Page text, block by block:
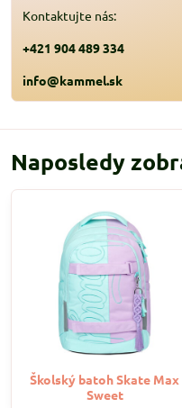
Kontaktujte nás:
+421 904 489 334
info@kammel.sk
Naposledy
Školský batoh Skate Max
Sweet